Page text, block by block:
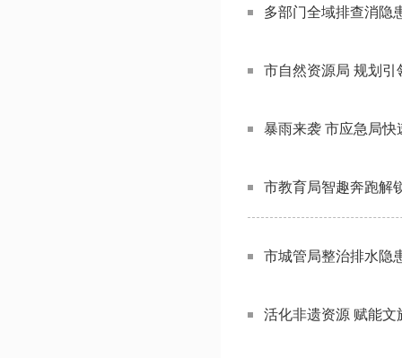
多部门全域排查消隐
市自然资源局 规划
暴雨来袭 市应急局快
市教育局智趣奔跑解
市城管局整治排水隐
活化非遗资源 赋能文